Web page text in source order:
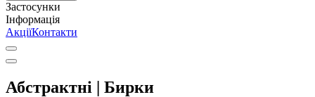
Застосунки
Інформація
АкціїКонтакти
Абстрактні | Бирки